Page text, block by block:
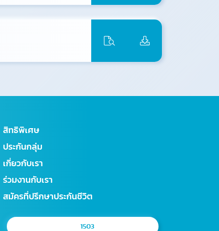
สิทธิพิเศษ
ประกันกลุ่ม
เกี่ยวกับเรา
ร่วมงานกับเรา
สมัครที่ปรึกษาประกันชีวิต
1503